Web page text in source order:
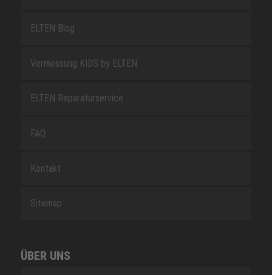
ELTEN Blog
Vermessung KIDS by ELTEN
ELTEN Reparaturservice
FAQ
Kontakt
Sitemap
ÜBER UNS